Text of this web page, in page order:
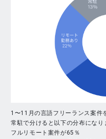
1〜11月の言語フリーランス案件
常駐で分けると以下の分布になり
フルリモート案件が65％